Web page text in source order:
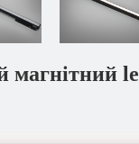
магнітний